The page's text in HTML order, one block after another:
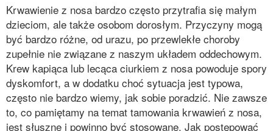
Krwawienie z nosa bardzo często przytrafia się małym
dzieciom, ale także osobom dorosłym. Przyczyny mogą
być bardzo różne, od urazu, po przewlekłe choroby
zupełnie nie związane z naszym układem oddechowym.
Krew kapiąca lub lecąca ciurkiem z nosa powoduje spory
dyskomfort, a w dodatku choć sytuacja jest typowa,
często nie bardzo wiemy, jak sobie poradzić. Nie zawsze
to, co pamiętamy na temat tamowania krwawień z nosa,
jest słuszne i powinno być stosowane. Jak postępować